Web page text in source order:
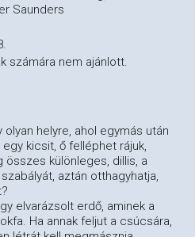
Saunders
számára nem ajánlott.
helyre, ahol egymás után
kicsit, ő felléphet rájuk,
összes különleges, dillis, a
aztán otthagyhatja,
elvarázsolt erdő, aminek a
Ha annak feljut a csúcsára,